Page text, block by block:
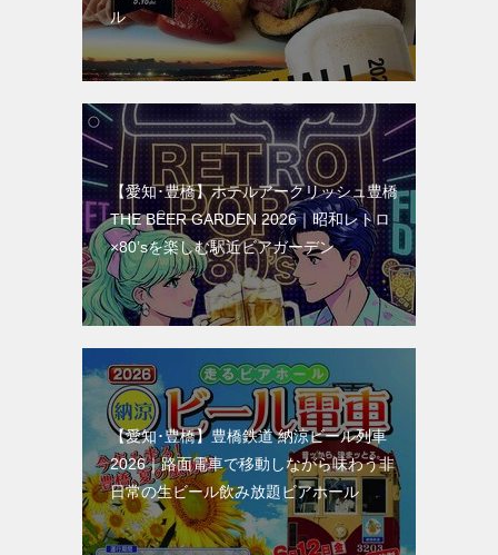
ル
【愛知･豊橋】ホテルアークリッシュ豊橋
THE BEER GARDEN 2026｜昭和レトロ
×80’sを楽しむ駅近ビアガーデン
【愛知･豊橋】豊橋鉄道 納涼ビール列車
2026｜路面電車で移動しながら味わう非
日常の生ビール飲み放題ビアホール